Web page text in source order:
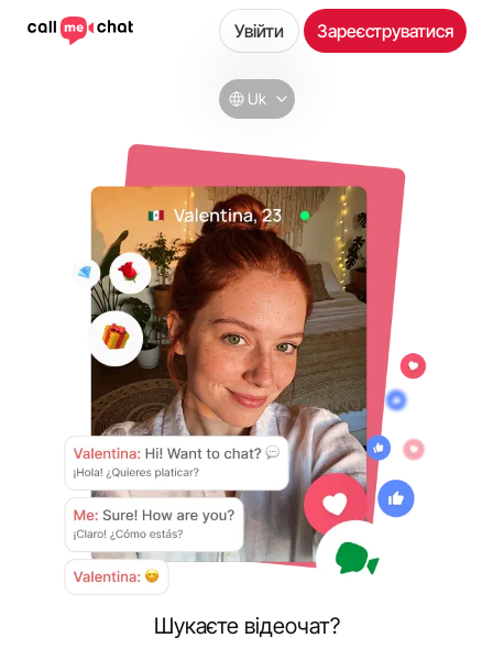
Uk
Увійти Зареєструватися
Шукаєте відеочат?